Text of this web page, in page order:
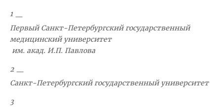
1 —
Первый Санкт-Петербургский государственный
медицинский университет
им. акад. И.П. Павлова
2 —
Санкт-Петербургский государственный университет
3